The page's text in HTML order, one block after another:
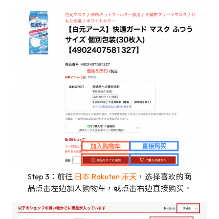
Step 3：前往 日本 Rakuten 乐天 ，选择喜欢的商
品点击左边加入购物车，或点击右边直接购买。